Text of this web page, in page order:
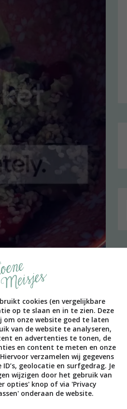
your recipes. We
cookies (en vergelijkbare
op te slaan en in te zien. Deze
om onze website goed te laten
van de website te analyseren,
en advertenties te tonen, de
en content te meten en onze
verzamelen wij gegevens
geolocatie en surfgedrag. Je
wijzigen door het gebruik van
opties' knop of via 'Privacy
onderaan de website.